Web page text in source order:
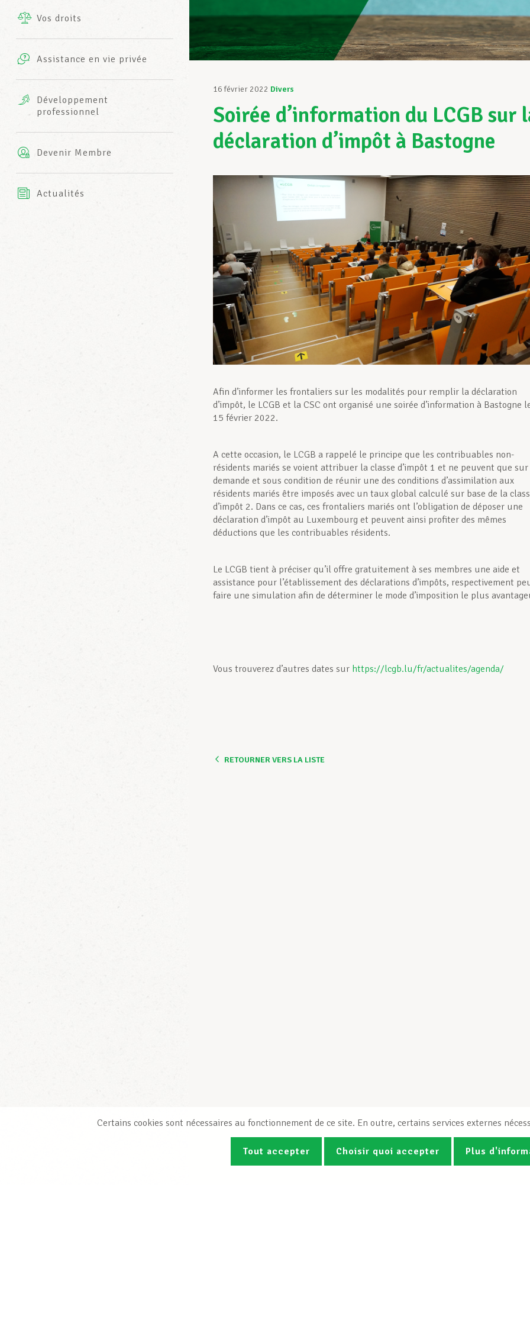
INFO-CENTER
Vos droits
Assistance en vie privée
complémentaires
AXA
Développement
professionnel
Devenir Membre
Actualités
16 février 2022 Divers
Soirée d’information du LCGB sur
déclaration d’impôt à Bastogne
Afin d’informer les frontaliers sur les modalités pour remplir la déclaration
d’impôt, le LCGB et la CSC ont organisé une soirée d’information à Bastogne
15 février 2022.
A cette occasion, le LCGB a rappelé le principe que les contribuables non-
résidents mariés se voient attribuer la classe d’impôt 1 et ne peuvent que sur
demande et sous condition de réunir une des conditions d’assimilation aux
résidents mariés être imposés avec un taux global calculé sur base de la
d’impôt 2. Dans ce cas, ces frontaliers mariés ont l’obligation de déposer une
déclaration d’impôt au Luxembourg et peuvent ainsi profiter des mêmes
déductions que les contribuables résidents.
Le LCGB tient à préciser qu’il offre gratuitement à ses membres une aide et
assistance pour l’établissement des déclarations d’impôts, respectivement
faire une simulation afin de déterminer le mode d’imposition le plus
Vous trouverez d’autres dates sur https://lcgb.lu/fr/actualites/agenda/
RETOURNER VERS LA LISTE
Certains cookies sont nécessaires au fonctionnement de ce site. En outre, certains services externes
Tout accepter Choisir quoi accepter Plus